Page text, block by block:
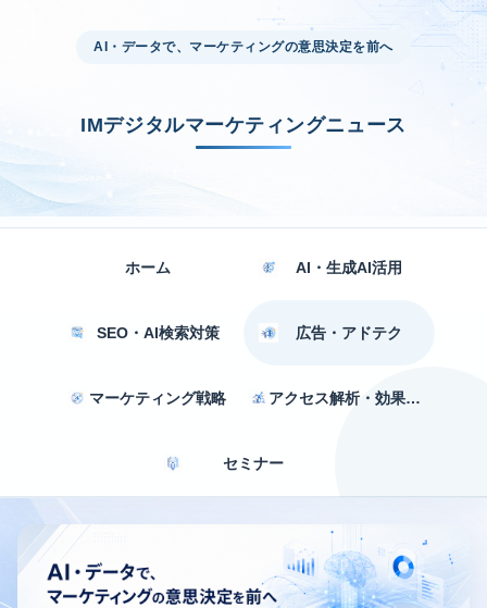
AI・データで、マーケティングの意思決定を前へ
IMデジタルマーケティングニュース
ホーム AI・生成AI活用
SEO・AI検索対策 広告・アドテク
マーケティング戦略 アクセス解析・効果測定
セミナー